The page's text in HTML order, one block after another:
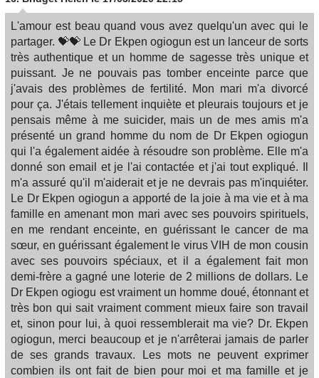
L'amour est beau quand vous avez quelqu'un avec qui le
partager. 💝💝 Le Dr Ekpen ogiogun est un lanceur de sorts
très authentique et un homme de sagesse très unique et
puissant. Je ne pouvais pas tomber enceinte parce que
j'avais des problèmes de fertilité. Mon mari m'a divorcé
pour ça. J'étais tellement inquiète et pleurais toujours et je
pensais même à me suicider, mais un de mes amis m'a
présenté un grand homme du nom de Dr Ekpen ogiogun
qui l'a également aidée à résoudre son problème. Elle m'a
donné son email et je l'ai contactée et j'ai tout expliqué. Il
m'a assuré qu'il m'aiderait et je ne devrais pas m'inquiéter.
Le Dr Ekpen ogiogun a apporté de la joie à ma vie et à ma
famille en amenant mon mari avec ses pouvoirs spirituels,
en me rendant enceinte, en guérissant le cancer de ma
sœur, en guérissant également le virus VIH de mon cousin
avec ses pouvoirs spéciaux, et il a également fait mon
demi-frère a gagné une loterie de 2 millions de dollars. Le
Dr Ekpen ogiogu est vraiment un homme doué, étonnant et
très bon qui sait vraiment comment mieux faire son travail
et, sinon pour lui, à quoi ressemblerait ma vie? Dr. Ekpen
ogiogun, merci beaucoup et je n'arrêterai jamais de parler
de ses grands travaux. Les mots ne peuvent exprimer
combien ils ont fait de bien pour moi et ma famille et je